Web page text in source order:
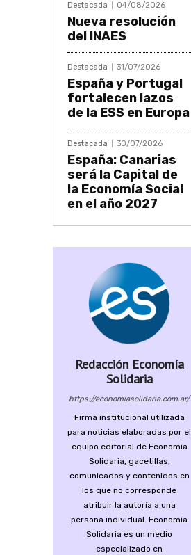
Destacada 04/08/2026
Nueva resolución
del INAES
Destacada 31/07/2026
España y Portugal
fortalecen lazos
de la ESS en Europa
Destacada 30/07/2026
España: Canarias
será la Capital de
la Economía Social
en el año 2027
Redacción Economía
Solidaria
https://economiasolidaria.com.ar/
Firma institucional utilizada
para noticias elaboradas por el
equipo editorial de Economía
Solidaria, gacetillas,
comunicados y contenidos en
los que no corresponde
atribuir la autoría a una
persona individual. Economía
Solidaria es un medio
especializado en